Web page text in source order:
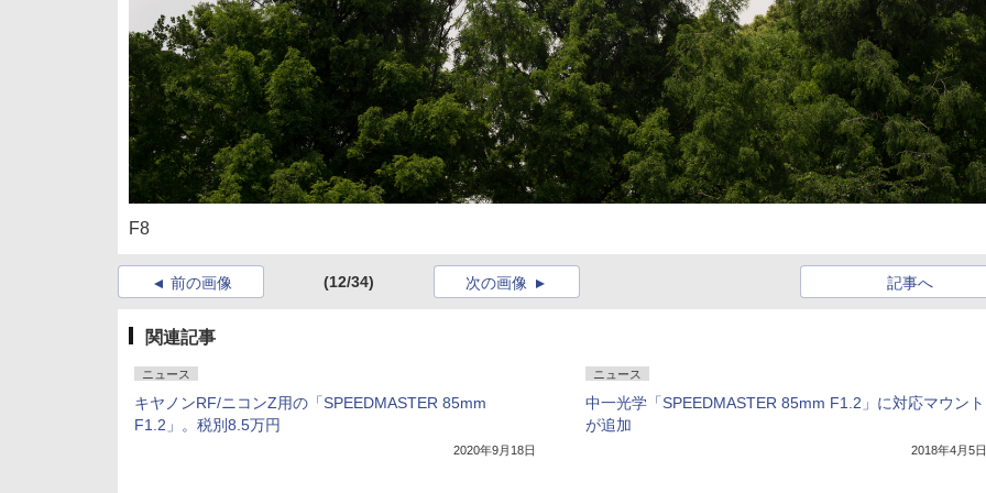
F8
前の画像 (12/34) 記事へ
次の画像
関連記事
ニュース
キヤノンRF/ニコンZ用の「SPEEDMASTER 85mm
F1.2」。税別8.5万円
2020年9月18日
ニュース
中一光学「SPEEDMASTER 85mm F1.2」に対応マウント
が追加
2018年4月5日